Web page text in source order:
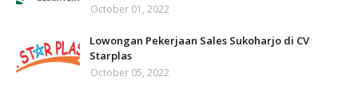
October 01, 2022
Lowongan Pekerjaan Sales Sukoharjo di CV
Starplas
October 05, 2022